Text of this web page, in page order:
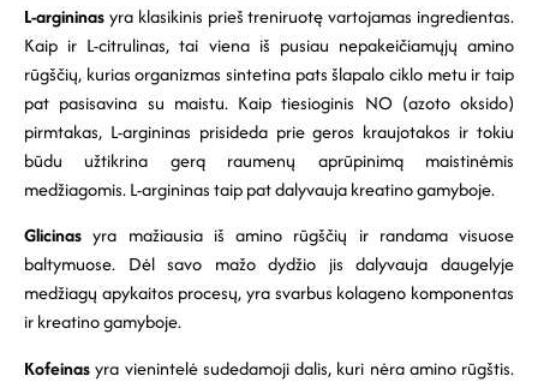
L-argininasyra klasikinis prieš treniruotę vartojamas ingredientas.
Kaip ir L-citrulinas, tai viena iš pusiau nepakeičiamųjų amino
rūgščių, kurias organizmas sintetina pats šlapalo ciklo metu ir taip
pat pasisavina su maistu. Kaip tiesioginis NO (azoto oksido)
pirmtakas, L-argininas prisideda prie geros kraujotakos ir tokiu
būdu užtikrina gerą raumenų aprūpinimą maistinėmis
medžiagomis. L-argininas taip pat dalyvauja kreatino gamyboje.
Glicinas yra mažiausia iš amino rūgščių ir randama visuose
baltymuose. Dėl savo mažo dydžio jis dalyvauja daugelyje
medžiagų apykaitos procesų, yra svarbus kolageno komponentas
ir kreatino gamyboje.
Kofeinasyra vienintelė sudedamoji dalis, kuri nėra amino rūgštis.